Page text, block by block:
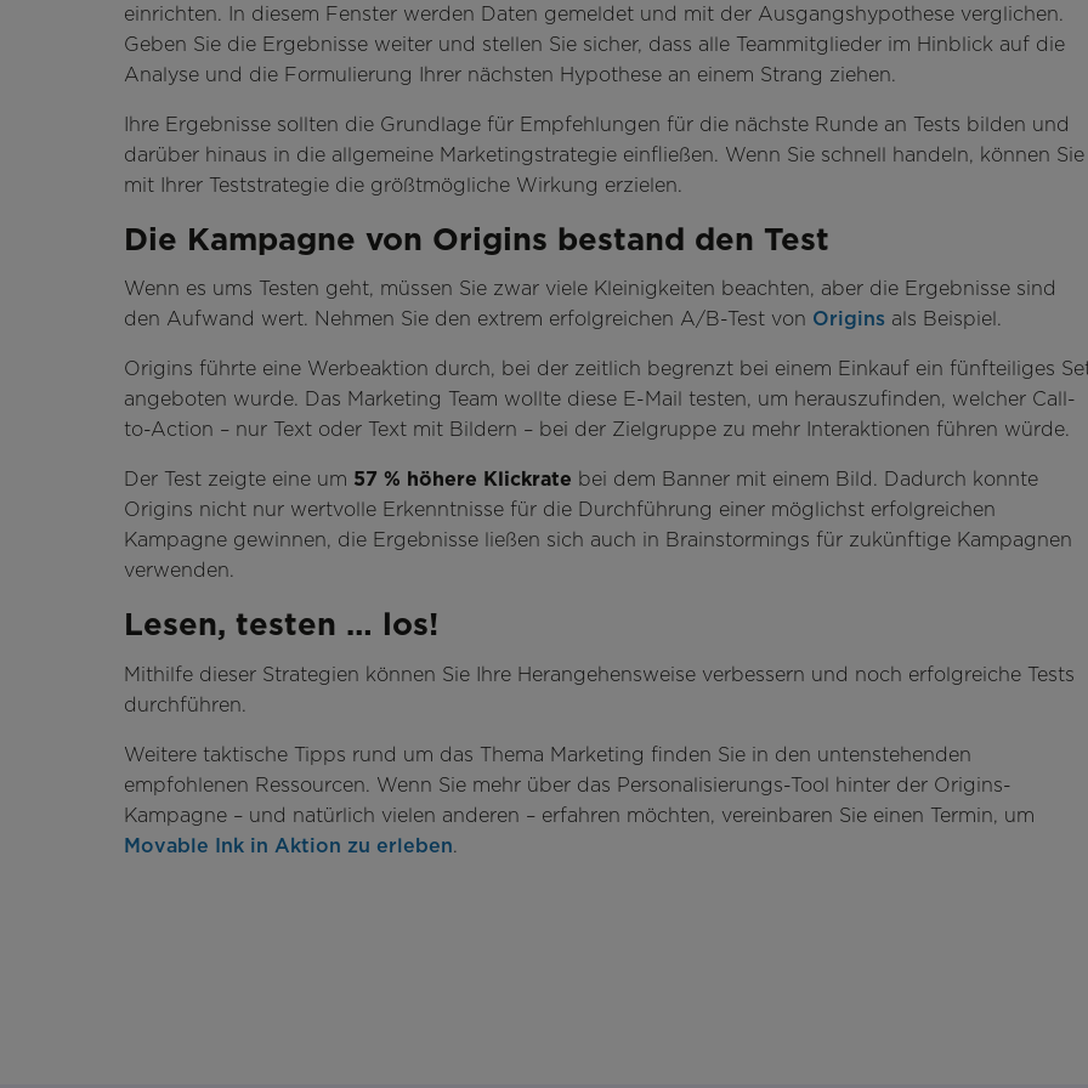
einrichten. In diesem Fenster werden Daten gemeldet und mit der Ausgangshypothese verglichen.
Geben Sie die Ergebnisse weiter und stellen Sie sicher, dass alle Teammitglieder im Hinblick auf die
Analyse und die Formulierung Ihrer nächsten Hypothese an einem Strang ziehen.
Ihre Ergebnisse sollten die Grundlage für Empfehlungen für die nächste Runde an Tests bilden und
darüber hinaus in die allgemeine Marketingstrategie einfließen. Wenn Sie schnell handeln, können Sie
mit Ihrer Teststrategie die größtmögliche Wirkung erzielen.
Die Kampagne von Origins bestand den Test
Wenn es ums Testen geht, müssen Sie zwar viele Kleinigkeiten beachten, aber die Ergebnisse sind
den Aufwand wert. Nehmen Sie den extrem erfolgreichen A/B-Test von Origins als Beispiel.
Origins führte eine Werbeaktion durch, bei der zeitlich begrenzt bei einem Einkauf ein fünfteiliges
angeboten wurde. Das Marketing Team wollte diese E-Mail testen, um herauszufinden, welcher Call-
to-Action – nur Text oder Text mit Bildern – bei der Zielgruppe zu mehr Interaktionen führen würde.
Der Test zeigte eine um 57 % höhere Klickrate bei dem Banner mit einem Bild. Dadurch konnte
Origins nicht nur wertvolle Erkenntnisse für die Durchführung einer möglichst erfolgreichen
Kampagne gewinnen, die Ergebnisse ließen sich auch in Brainstormings für zukünftige Kampagnen
verwenden.
Lesen, testen … los!
Mithilfe dieser Strategien können Sie Ihre Herangehensweise verbessern und noch erfolgreiche Tests
durchführen.
Weitere taktische Tipps rund um das Thema Marketing finden Sie in den untenstehenden
empfohlenen Ressourcen. Wenn Sie mehr über das Personalisierungs-Tool hinter der Origins-
Kampagne – und natürlich vielen anderen – erfahren möchten, vereinbaren Sie einen Termin, um
Movable Ink in Aktion zu erleben.